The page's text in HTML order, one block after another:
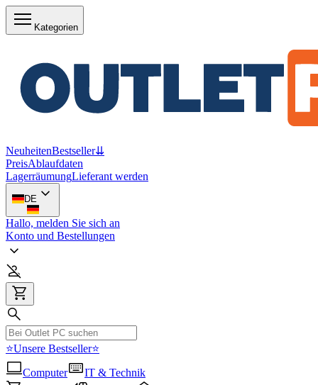
Kategorien
NeuheitenBestseller⇊
PreisAblaufdaten
LagerräumungLieferant werden
DE
Hallo, melden Sie sich an
Konto und Bestellungen
⭐Unsere Bestseller⭐
Computer
IT & Technik